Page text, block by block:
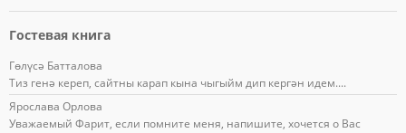
Гостевая книга
Гөлүсә Батталова
Тиз генә кереп, сайтны карап кына чыгыйм дип кергән идем....
Ярослава Орлова
Уважаемый Фарит, если помните меня, напишите, хочется о Вас